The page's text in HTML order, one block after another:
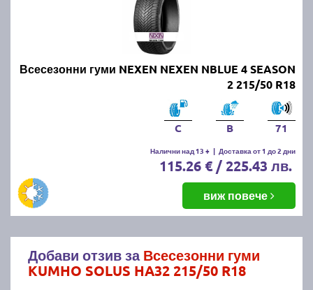
Всесезонни гуми NEXEN NEXEN NBLUE 4 SEASON
2 215/50 R18
C B 71
Налични над 13 + | Доставка от 1 до 2 дни
115.26 € / 225.43 лв.
виж повече
Добави отзив заВсесезонни гуми
KUMHO SOLUS HA32 215/50 R18